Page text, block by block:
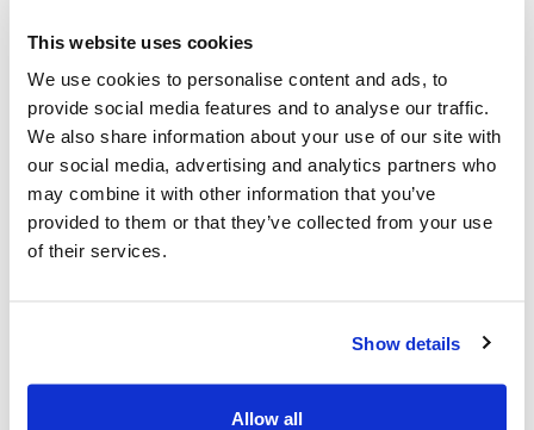
This website uses cookies
We use cookies to personalise content and ads, to
provide social media features and to analyse our traffic.
We also share information about your use of our site with
our social media, advertising and analytics partners who
may combine it with other information that you’ve
provided to them or that they’ve collected from your use
of their services.
Show details
Allow all
Les dirigeants juifs réagissent à la
Toronto accusé de multiples agressions